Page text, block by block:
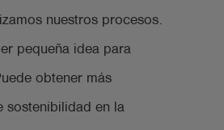
nuestros procesos.
pequeña idea para
obtener más
sostenibilidad en la